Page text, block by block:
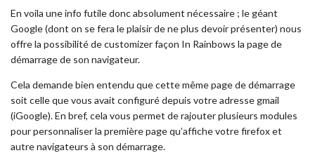
En voila une info futile donc absolument nécessaire ; le géant
Google (dont on se fera le plaisir de ne plus devoir présenter) nous
offre la possibilité de customizer façon In Rainbows la page de
démarrage de son navigateur.
Cela demande bien entendu que cette même page de démarrage
soit celle que vous avait configuré depuis votre adresse gmail
(iGoogle). En bref, cela vous permet de rajouter plusieurs modules
pour personnaliser la première page qu’affiche votre firefox et
autre navigateurs à son démarrage.